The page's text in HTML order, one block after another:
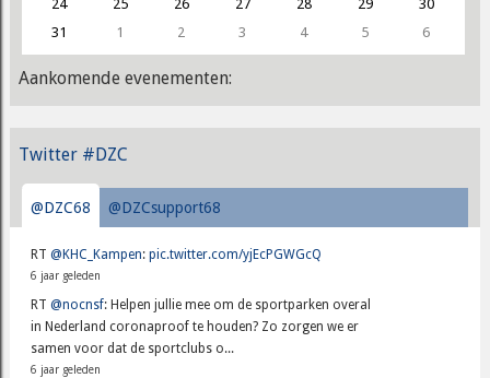
24
25 26 27 28 29
30
31
1 2 3 4 5 6
Aankomende evenementen:
Twitter #DZC
@DZC68 @DZCsupport68
RT@KHC_Kampen:pic.twitter.com/yjEcPGWGcQ
6 jaar geleden
RT@nocnsf: Helpen jullie mee om de sportparken overal
in Nederland coronaproof te houden? Zo zorgen we er
samen voor dat de sportclubs o...
6 jaar geleden